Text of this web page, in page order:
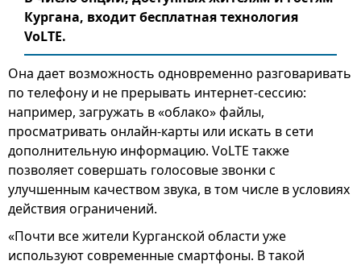
Кургана, входит бесплатная технология
VoLTE.
Она дает возможность одновременно разговаривать
по телефону и не прерывать интернет-сессию:
например, загружать в «облако» файлы,
просматривать онлайн-карты или искать в сети
дополнительную информацию. VoLTE также
позволяет совершать голосовые звонки с
улучшенным качеством звука, в том числе в условиях
действия ограничений.
«Почти все жители Курганской области уже
используют современные смартфоны. В такой